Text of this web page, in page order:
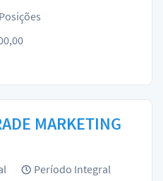
MARKETING
Período Integral